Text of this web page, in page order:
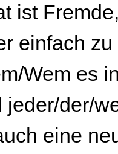
ist
einfach
Wem es
jeder/der/
eine